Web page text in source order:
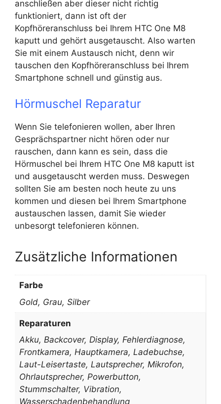
anschließen aber dieser nicht richtig
funktioniert, dann ist oft der
Kopfhöreranschluss bei Ihrem HTC One M8
kaputt und gehört ausgetauscht. Also warten
Sie mit einem Austausch nicht, denn wir
tauschen den Kopfhöreranschluss bei Ihrem
Smartphone schnell und günstig aus.
Hörmuschel Reparatur
Wenn Sie telefonieren wollen, aber Ihren
Gesprächspartner nicht hören oder nur
rauschen, dann kann es sein, dass die
Hörmuschel bei Ihrem HTC One M8 kaputt ist
und ausgetauscht werden muss. Deswegen
sollten Sie am besten noch heute zu uns
kommen und diesen bei Ihrem Smartphone
austauschen lassen, damit Sie wieder
unbesorgt telefonieren können.
Zusätzliche Informationen
Farbe
Gold, Grau, Silber
Reparaturen
Akku, Backcover, Display, Fehlerdiagnose,
Frontkamera, Hauptkamera, Ladebuchse,
Laut-Leisertaste, Lautsprecher, Mikrofon,
Ohrlautsprecher, Powerbutton,
Stummschalter, Vibration,
Wasserschadenbehandlung